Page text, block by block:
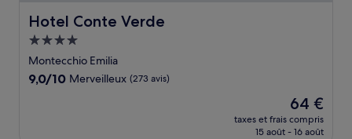
Hotel Conte Verde
Hotel Conte Verde
Hébergement
4.0 étoiles
Montecchio Emilia
9.0
9,0/10 Merveilleux (273 avis)
Le
nouveau
prix
64 €
taxes et frais compris
15 août - 16 août